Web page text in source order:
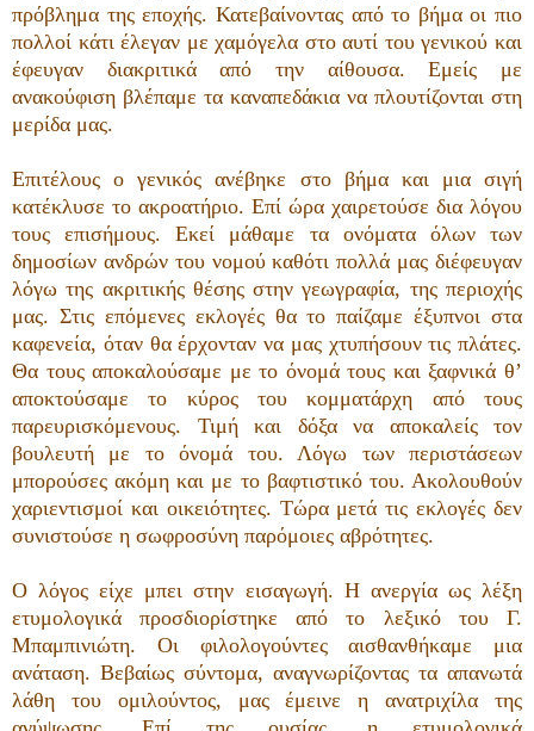
πρόβλημα της εποχής. Κατεβαίνοντας από το βήμα οι πιο
πολλοί κάτι έλεγαν με χαμόγελα στο αυτί του γενικού και
έφευγαν διακριτικά από την αίθουσα. Εμείς με
ανακούφιση βλέπαμε τα καναπεδάκια να πλουτίζονται στη
μερίδα μας.
Επιτέλους ο γενικός ανέβηκε στο βήμα και μια σιγή
κατέκλυσε το ακροατήριο. Επί ώρα χαιρετούσε δια λόγου
τους επισήμους. Εκεί μάθαμε τα ονόματα όλων των
δημοσίων ανδρών του νομού καθότι πολλά μας διέφευγαν
λόγω της ακριτικής θέσης στην γεωγραφία, της περιοχής
μας. Στις επόμενες εκλογές θα το παίζαμε έξυπνοι στα
καφενεία, όταν θα έρχονταν να μας χτυπήσουν τις πλάτες.
Θα τους αποκαλούσαμε με το όνομά τους και ξαφνικά θ’
αποκτούσαμε το κύρος του κομματάρχη από τους
παρευρισκόμενους. Τιμή και δόξα να αποκαλείς τον
βουλευτή με το όνομά του. Λόγω των περιστάσεων
μπορούσες ακόμη και με το βαφτιστικό του. Ακολουθούν
χαριεντισμοί και οικειότητες. Τώρα μετά τις εκλογές δεν
συνιστούσε η σωφροσύνη παρόμοιες αβρότητες.
Ο λόγος είχε μπει στην εισαγωγή. Η ανεργία ως λέξη
ετυμολογικά προσδιορίστηκε από το λεξικό του Γ.
Μπαμπινιώτη. Οι φιλολογούντες αισθανθήκαμε μια
ανάταση. Βεβαίως σύντομα, αναγνωρίζοντας τα απανωτά
λάθη του ομιλούντος, μας έμεινε η ανατριχίλα της